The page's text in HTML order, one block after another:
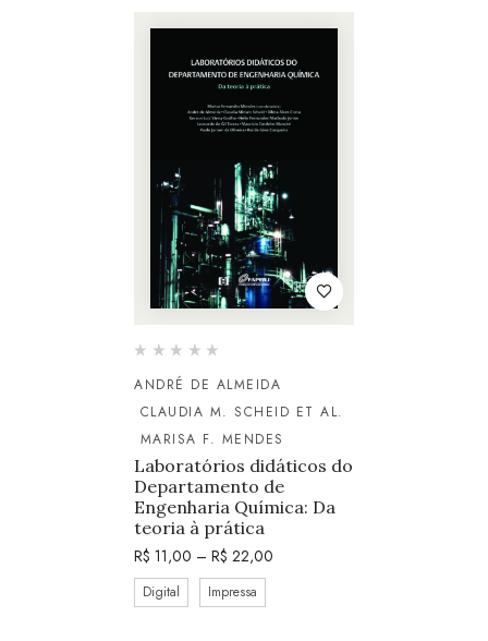
ANDRÉ DE ALMEIDA
CLAUDIA M. SCHEID ET AL.
MARISA F. MENDES
Laboratórios didáticos do
Departamento de
Engenharia Química: Da
teoria à prática
R$ 11,00 – R$ 22,00
Digital Impressa